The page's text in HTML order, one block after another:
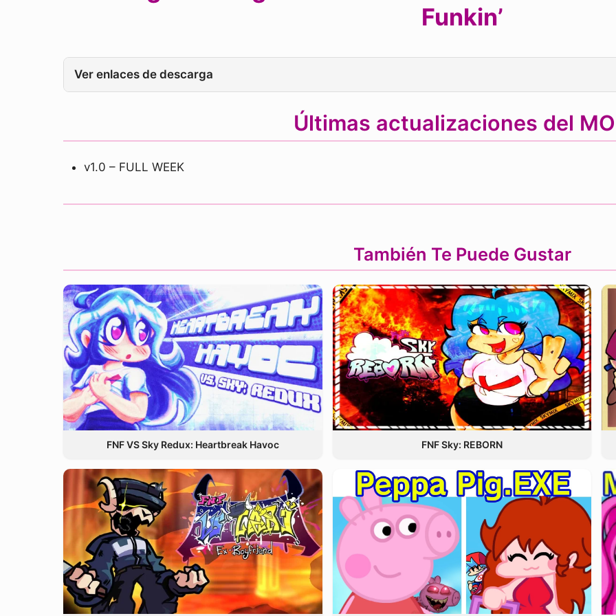
Funkin’
Ver enlaces de descarga
Últimas actualizaciones del
v1.0 – FULL WEEK
También Te Puede Gustar
FNF VS Sky Redux: Heartbreak Havoc FNF Sky: REBORN